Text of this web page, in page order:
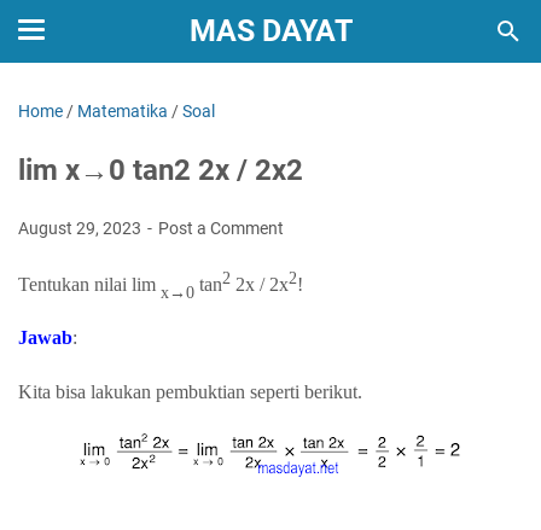
MAS DAYAT
Home / Matematika /Soal
lim x→0 tan2 2x / 2x2
August 29, 2023 Post a Comment
Tentukan nilai lim x→0 tan2 2x / 2x2!
Jawab:
Kita bisa lakukan pembuktian seperti berikut.